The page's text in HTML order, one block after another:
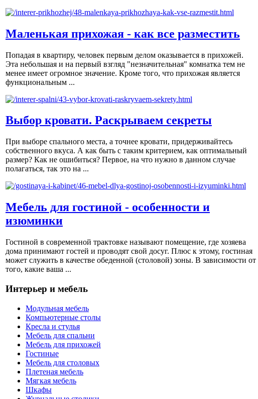
Маленькая прихожая - как все разместить
Попадая в квартиру, человек первым делом оказывается в прихожей.
Эта небольшая и на первый взгляд "незначительная" комнатка тем не
менее имеет огромное значение. Кроме того, что прихожая является
функциональным ...
Выбор кровати. Раскрываем секреты
При выборе спального места, а точнее кровати, придерживайтесь
собственного вкуса. А как быть с таким критерием, как оптимальный
размер? Как не ошибиться? Первое, на что нужно в данном случае
полагаться, так это на ...
Мебель для гостиной - особенности и
изюминки
Гостиной в современной трактовке называют помещение, где хозяева
дома принимают гостей и проводят свой досуг. Плюс к этому, гостиная
может служить в качестве обеденной (столовой) зоны. В зависимости от
того, какие ваша ...
Интерьер и мебель
Модульная мебель
Компьютерные столы
Кресла и стулья
Мебель для спальни
Мебель для прихожей
Гостиные
Мебель для столовых
Плетеная мебель
Мягкая мебель
Шкафы